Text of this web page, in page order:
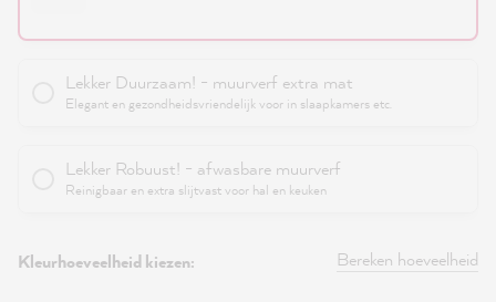
Lekker Duurzaam! - muurverf extra mat
Elegant en gezondheidsvriendelijk voor in slaapkamers etc.
Lekker Robuust! - afwasbare muurverf
Reinigbaar en extra slijtvast voor hal en keuken
Kleurhoeveelheid kiezen: Bereken hoeveelheid